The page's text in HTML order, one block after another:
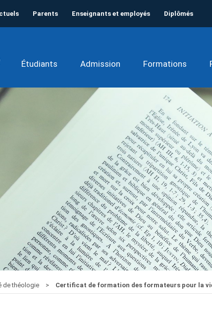
Parents Enseignants et employés Diplômés
Étudiants Admission Formations
de théologie Certificat de formation des formateurs pour la